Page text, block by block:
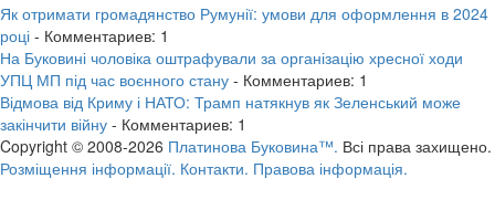
Як отримати громадянство Румунії: умови для оформлення в 2024
році - Комментариев: 1
На Буковині чоловіка оштрафували за організацію хресної ходи
УПЦ МП під час воєнного стану - Комментариев: 1
Відмова від Криму і НАТО: Трамп натякнув як Зеленський може
закінчити війну - Комментариев: 1
Copyright © 2008-2026 Платинова Буковина™. Всі права захищено.
Розміщення інформації. Контакти. Правова інформація.